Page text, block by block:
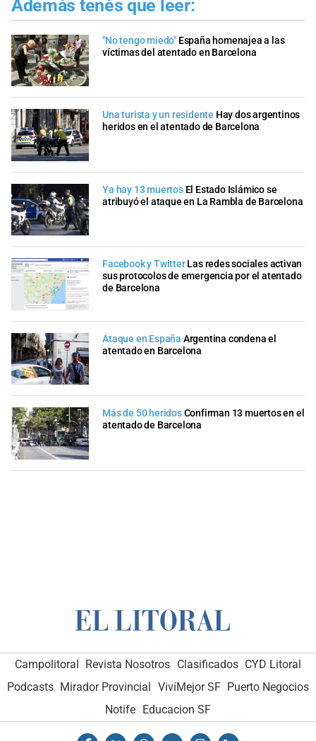
Además tenés que leer:
"No tengo miedo" España homenajea a las
víctimas del atentado en Barcelona
Una turista y un residente Hay dos argentinos
heridos en el atentado de Barcelona
Ya hay 13 muertos El Estado Islámico se
atribuyó el ataque en La Rambla de Barcelona
Facebook y TwitterLas redes sociales activan
sus protocolos de emergencia por el atentado
de Barcelona
Ataque en España Argentina condena el
atentado en Barcelona
Más de 50 heridosConfirman 13 muertos en el
atentado de Barcelona
Campolitoral Revista Nosotros Clasificados CYD Litoral
Podcasts Mirador Provincial VivíMejor SF Puerto Negocios
Notife
Educacion SF